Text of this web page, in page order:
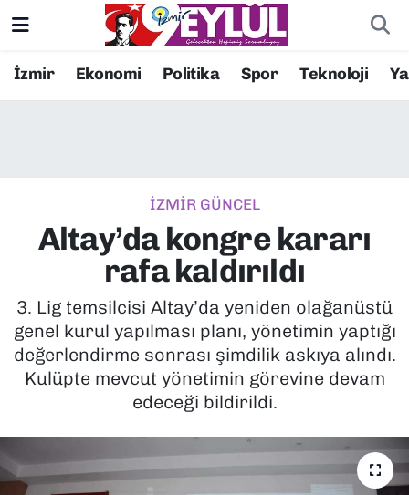
İzmir Ekonomi Politika Spor Teknoloji
İZMİR GÜNCEL
Altay’da kongre kararı
rafa kaldırıldı
3. Lig temsilcisi Altay’da yeniden olağanüstü
genel kurul yapılması planı, yönetimin yaptığı
değerlendirme sonrası şimdilik askıya alındı.
Kulüpte mevcut yönetimin görevine devam
edeceği bildirildi.
Resmi İlanlar
EKONOMİ
KÜLTÜR SANAT
MAGAZİN
SAĞLIK
SPOR
Konak Nöbetçi Eczaneler
Süper Lig Puan Durumu ve Fikstür
Tüm Manşetler
Son Dakika Haberleri
Haber Arşivi